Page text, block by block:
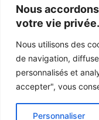
Nous
votre vie privée.
Nous utilisons des
de navigation,
personnalisés et
accepter", vous
Personnaliser
Previous